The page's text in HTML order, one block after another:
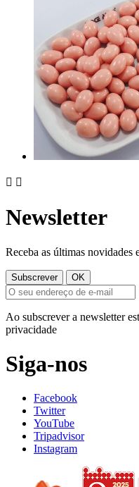
 
Newsletter
Receba as últimas novidades
Ao subscrever a newsletter
privacidade
Siga-nos
Facebook
Twitter
YouTube
Tripadvisor
Instagram